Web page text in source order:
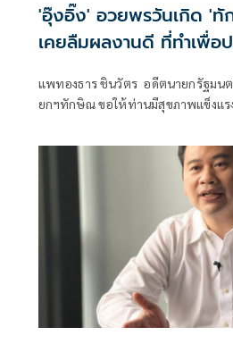
'อุ๊งอิ๊ง' อวยพรวันเกิด '
เคยลืมผลงานดี ที่ทำเพื่อป
แพทองธาร ชินวัตร อดีตนายกรัฐมน
ยกฯทักษิณ ขอให้ท่านมีสุขภาพแข็งแร